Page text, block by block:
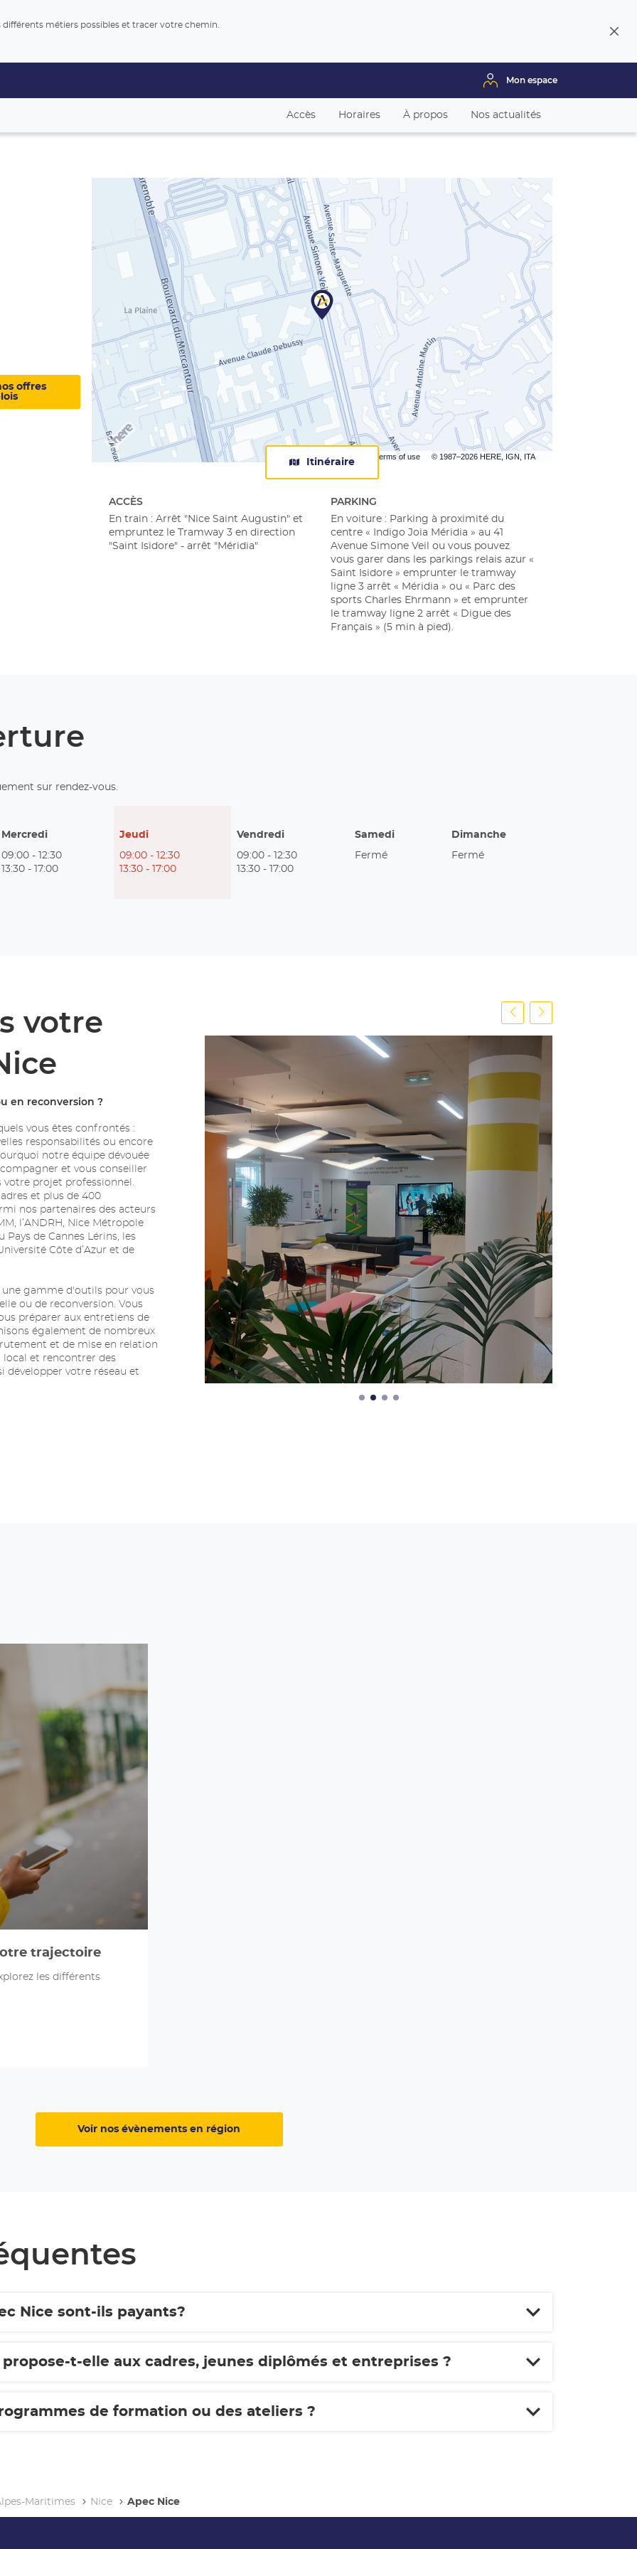
Identifiez vos compétences transférables, explorez les différents métiers possibles et tracer votre chemin.
Mon espace
Accès Horaires À propos Nos actualités
offres
Terms of use © 1987–2026 HERE, IGN, ITA
Itinéraire
jusqu'au
centre
Nice
ACCÈS
En train : Arrêt "Nice Saint Augustin" et
empruntez le Tramway 3 en direction
"Saint Isidore" - arrêt "Méridia"
PARKING
En voiture : Parking à proximité du
centre « Indigo Joia Méridia » au 41
Avenue Simone Veil ou vous pouvez
vous garer dans les parkings relais azur «
Saint Isidore » emprunter le tramway
ligne 3 arrêt « Méridia » ou « Parc des
sports Charles Ehrmann » et emprunter
le tramway ligne 2 arrêt « Digue des
Français » (5 min à pied).
sur rendez-vous.
Mercredi
09:00 -12:30
13:30 -17:00
Horaires
d'aujourd'hui
Jeudi
09:00 - 12:30
13:30 - 17:00
Vendredi
09:00 -12:30
13:30 -17:00
Samedi
Fermé
Dimanche
Fermé
votre
en reconversion ?
vous êtes confrontés :
responsabilités ou encore
notre équipe dévouée
et vous conseiller
projet professionnel.
et plus de 400
nos partenaires des acteurs
l’ANDRH, Nice Métropole
Pays de Cannes Lérins, les
Côte d’Azur et de
gamme d'outils pour vous
ou de reconversion. Vous
préparer aux entretiens de
également de nombreux
et de mise en relation
local et rencontrer des
développer votre réseau et
trajectoire
les différents
Voir nos évènements en région
Nice sont-ils payants?
t-elle aux cadres, jeunes diplômés et entreprises ?
de formation ou des ateliers ?
Maritimes Nice Apec Nice